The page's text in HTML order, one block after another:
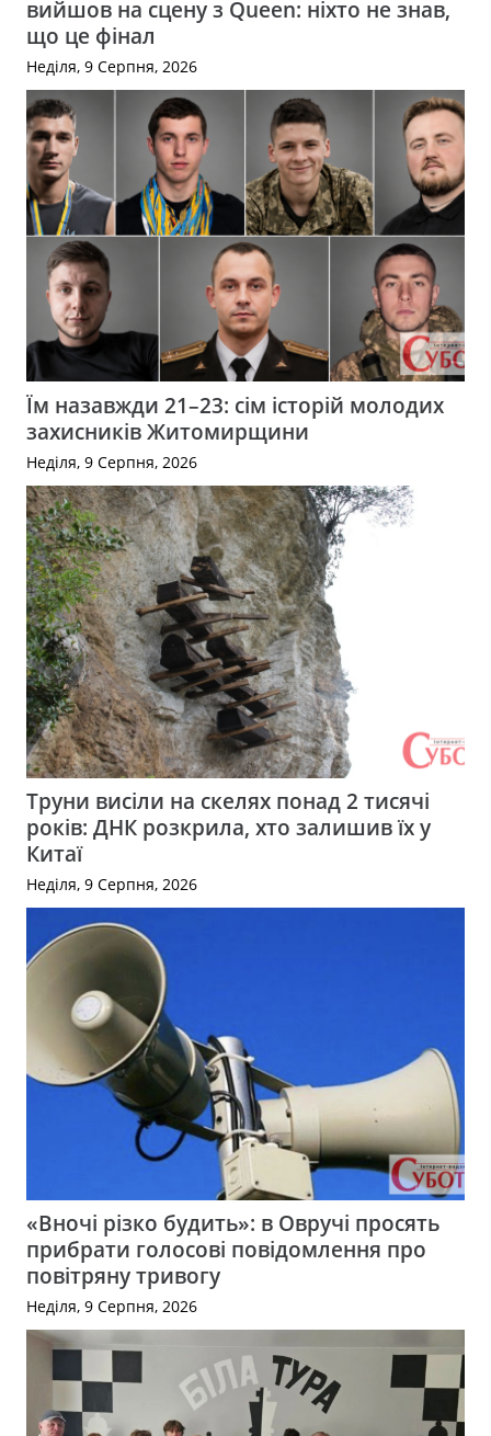
вийшов на сцену з Queen: ніхто не знав,
що це фінал
Неділя, 9 Серпня, 2026
Їм назавжди 21–23: сім історій молодих
захисників Житомирщини
Неділя, 9 Серпня, 2026
Труни висіли на скелях понад 2 тисячі
років: ДНК розкрила, хто залишив їх у
Китаї
Неділя, 9 Серпня, 2026
«Вночі різко будить»: в Овручі просять
прибрати голосові повідомлення про
повітряну тривогу
Неділя, 9 Серпня, 2026